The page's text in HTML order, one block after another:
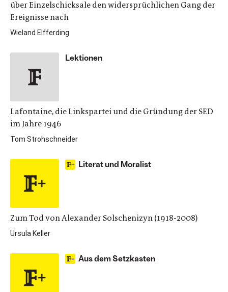
über Einzelschicksale den widersprüchlichen Gang der
Ereignisse nach
Wieland Elfferding
Lektionen
Lafontaine, die Linkspartei und die Gründung der SED
im Jahre 1946
Tom Strohschneider
Literat und Moralist
Zum Tod von Alexander Solschenizyn (1918-2008)
Ursula Keller
Aus dem Setzkasten